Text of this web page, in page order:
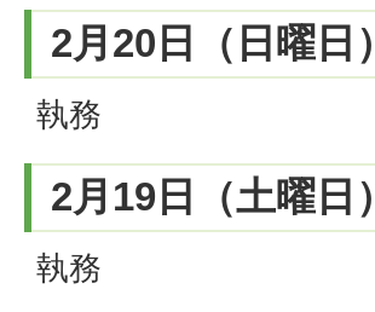
2月20日（日曜日）
執務
2月19日（土曜日）
執務